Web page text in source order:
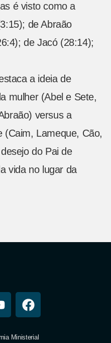
é visto como a
de Abraão
de Jacó (28:14);
a ideia de
mulher (Abel e Sete,
versus a
(Caim, Lameque, Cão,
do Pai de
vida no lugar da
Ministerial